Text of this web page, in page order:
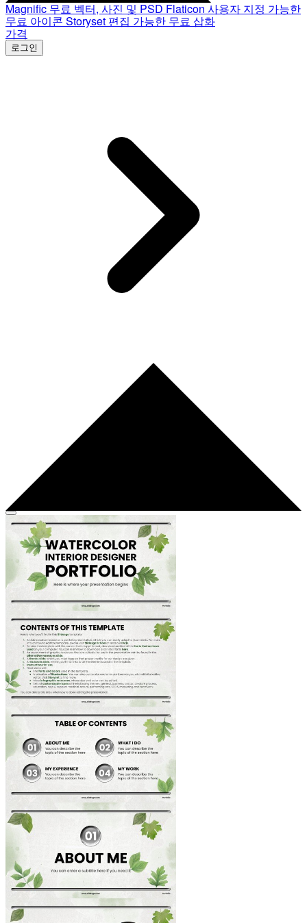
Magnific 무료 벡터, 사진 및 PSD Flaticon 사용자 지정 가능한
무료 아이콘 Storyset 편집 가능한 무료 삽화
가격
로그인